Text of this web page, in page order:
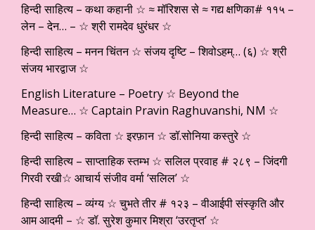
हिन्दी साहित्य – कथा कहानी ☆ ≈ मॉरिशस से ≈ गद्य क्षणिका# ११५ –
लेन – देन… – ☆ श्री रामदेव धुरंधर ☆
हिन्दी साहित्य – मनन चिंतन ☆ संजय दृष्टि – शिवोऽहम्… (६) ☆ श्री
संजय भारद्वाज ☆
English Literature – Poetry ☆ Beyond the
Measure… ☆ Captain Pravin Raghuvanshi, NM ☆
हिन्दी साहित्य – कविता ☆ इरफ़ान ☆ डॉ.सोनिया कस्तुरे ☆
हिन्दी साहित्य – साप्ताहिक स्तम्भ ☆ सलिल प्रवाह # २८९ – जिंदगी
गिरवी रखी☆ आचार्य संजीव वर्मा ‘सलिल’ ☆
हिन्दी साहित्य – व्यंग्य ☆ चुभते तीर # १२३ – वीआईपी संस्कृति और
आम आदमी – ☆ डॉ. सुरेश कुमार मिश्रा ‘उरतृप्त’ ☆